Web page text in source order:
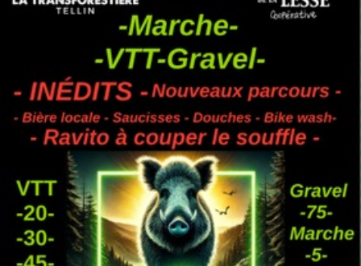
La Transforestière
TERMINÉ:Cet événement est terminé. Retrouver d'autres
événements similaires ci-dessous ou dans notre annuaire.
PARTAGER SAUVEGARDER
AU PROGRAMME